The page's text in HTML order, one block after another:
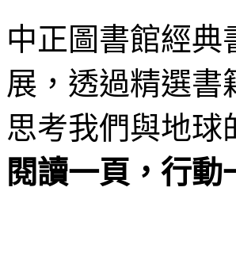
中正圖書館經典
展，透過精選書
思考我們與地球
閱讀一頁，行